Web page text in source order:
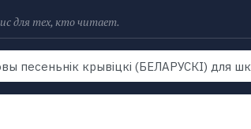
для тех, кто читает.
Рейтинги Книги